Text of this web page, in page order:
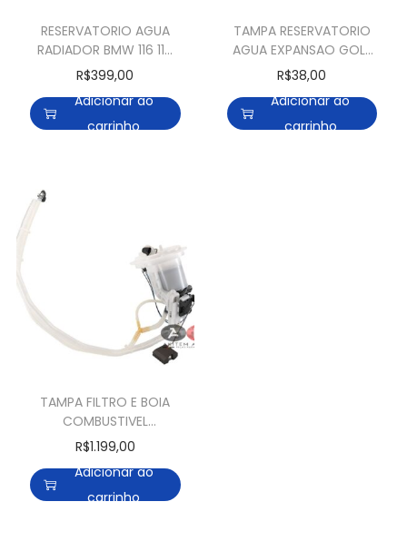
RESERVATORIO AGUA
RADIADOR BMW 116 118
120 130 135 318 320 323
325 330 335 X1 Z4
R$399,00
Adicionar ao
carrinho
TAMPA RESERVATORIO
AGUA EXPANSAO GOLF
PASSAT BORA NEW
BEETLE
R$38,00
Adicionar ao
carrinho
TAMPA FILTRO E BOIA
COMBUSTIVEL
MERCEDES C180 CGI
KOMPRESSOR E250
R$1.199,00
Adicionar ao
carrinho